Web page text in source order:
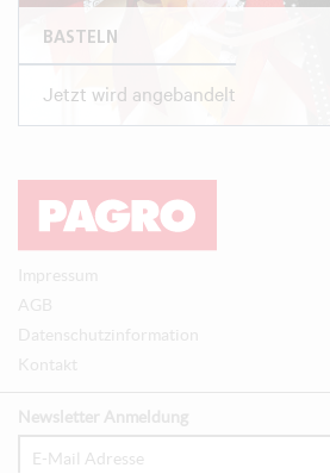
BASTELN
Jetzt wird angebandelt
Impressum
AGB
Datenschutzinformation
Kontakt
Newsletter Anmeldung